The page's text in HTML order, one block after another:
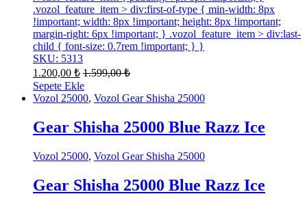
.vozol_feature_item > div:first-of-type { min-width: 8px
!important; width: 8px !important; height: 8px !important;
margin-right: 6px !important; } .vozol_feature_item > div:last-
child { font-size: 0.7rem !important; } }
SKU: 5313
1.200,00 ₺ 1.599,00₺
Sepete Ekle
Vozol 25000, Vozol Gear Shisha 25000
Gear Shisha 25000 Blue Razz Ice
Vozol 25000, Vozol Gear Shisha 25000
Gear Shisha 25000 Blue Razz Ice